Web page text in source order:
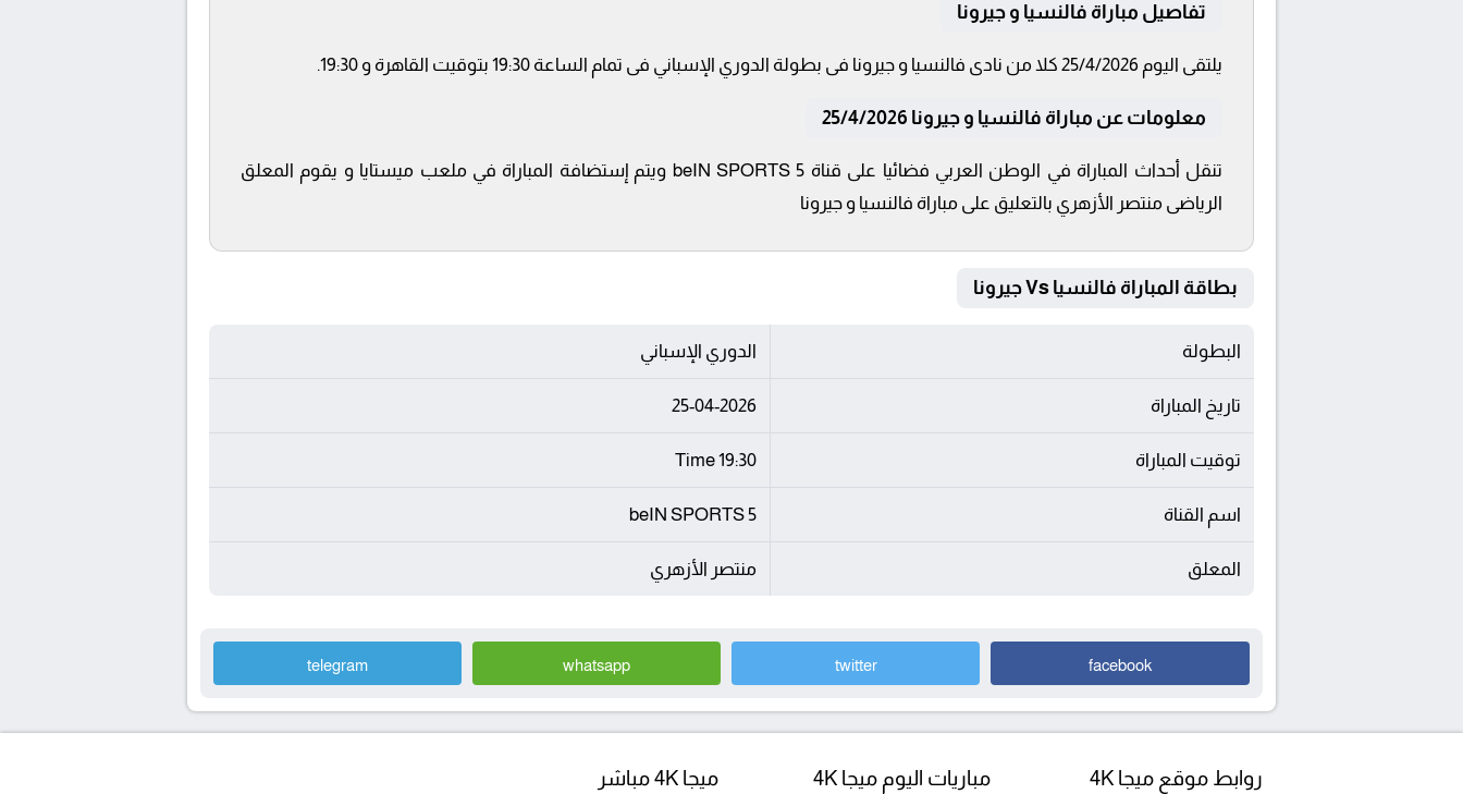
تفاصيل مباراة فالنسيا و جيرونا
يلتقى اليوم 25/4/2026 كلا من نادى فالنسيا و جيرونا فى بطولة الدوري الإسباني فى تمام الساعة 19:30 بتوقيت القاهرة و 19:30.
معلومات عن مباراة فالنسيا و جيرونا 25/4/2026
تنقل أحداث المباراة في الوطن العربي فضائيا على قناة beIN SPORTS 5 ويتم إستضافة المباراة في ملعب ميستايا و يقوم المعلق
الرياضى منتصر الأزهري بالتعليق على مباراة فالنسيا و جيرونا
بطاقة المباراة فالنسيا Vs جيرونا
البطولة الدوري الإسباني
تاريخ المباراة 25-04-2026
توقيت المباراة 19:30 Time
اسم القناة beIN SPORTS 5
المعلق منتصر الأزهري
facebook
twitter
whatsapp
telegram
روابط موقع ميجا 4K مباريات اليوم ميجا 4K ميجا 4K مباشر